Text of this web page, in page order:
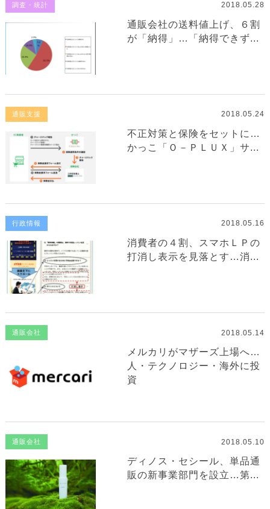
調査・統計 2018.05.28
通販会社の送料値上げ、６割
が「納得」…「納得できず...
通販支援 2018.05.24
不正対策と保険をセットに…
かっこ「Ｏ－ＰＬＵＸ」サ...
行政情報 2018.05.16
消費者の４割、スマホＬＰの
打消し表示を見落とす…消...
通販会社 2018.05.14
メルカリがマザーズ上場へ…
人・テクノロジー・海外に投
資
通販会社 2018.05.10
ディノス・セシール、単品通
販の新事業部門を設立…第...